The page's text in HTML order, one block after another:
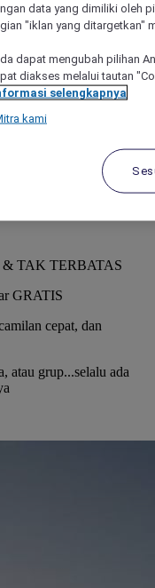
& TAK TERBATAS
GRATIS
cepat, dan
atau grup...selalu ada
data yang dimiliki oleh
"iklan yang ditargetkan"
dapat mengubah pilihan
diakses melalui tautan
selengkapnya
kami